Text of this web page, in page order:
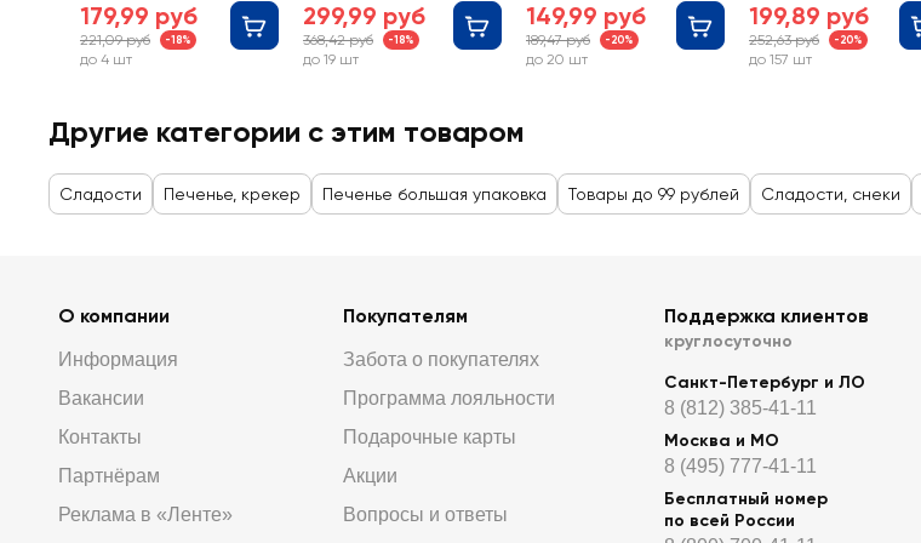
179,99 руб
221,09 руб -18%
до 4 шт
299,99 руб
368,42 руб -18%
до 19 шт
149,99 руб
189,47 руб -20%
до 20 шт
199,89 руб
252,63 руб -20%
до 157 шт
Другие категории с этим товаром
Сладости Печенье, крекер Печенье большая упаковка Товары до 99 рублей Сладости, снеки
О компании
Информация
Вакансии
Контакты
Партнёрам
Реклама в «Ленте»
Покупателям
Забота о покупателях
Программа лояльности
Подарочные карты
Акции
Вопросы и ответы
Поддержка клиентов
круглосуточно
Санкт-Петербург и ЛО
8 (812) 385-41-11
Москва и МО
8 (495) 777-41-11
Бесплатный номер
по всей России